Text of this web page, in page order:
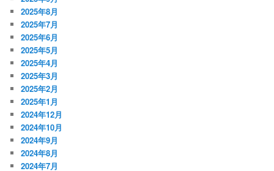
2025年8月
2025年7月
2025年6月
2025年5月
2025年4月
2025年3月
2025年2月
2025年1月
2024年12月
2024年10月
2024年9月
2024年8月
2024年7月